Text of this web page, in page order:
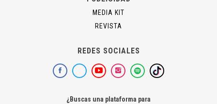
MEDIA KIT
REVISTA
REDES SOCIALES
¿Buscas una plataforma para